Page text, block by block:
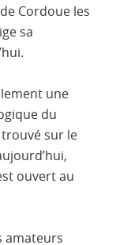
Cordoue les
sa
une
du
sur le
ouvert au
amateurs